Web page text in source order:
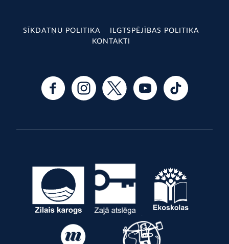
SĪKDATŅU POLITIKA
ILGTSPĒJĪBAS POLITIKA
KONTAKTI